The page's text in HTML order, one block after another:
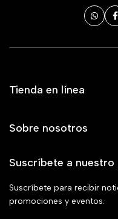
Tienda en línea
Sobre nosotros
Suscríbete a
Suscríbete para recibir
promociones y eventos.